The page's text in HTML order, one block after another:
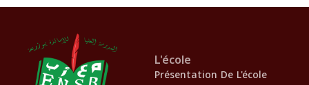
L'école
Présentation De L'école